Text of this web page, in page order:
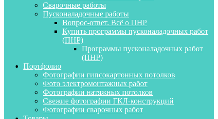
Сварочные работы
Пусконаладочные работы
Вопрос-ответ. Всё о ПНР
Купить программы пусконаладочных работ
(ПНР)
Программы пусконаладочных работ
(ПНР)
Портфолио
Фотографии гипсокартонных потолков
Фото электромонтажных работ
Фотографии натяжных потолков
Свежие фотографии ГКЛ-конструкций
Фотографии сварочных работ